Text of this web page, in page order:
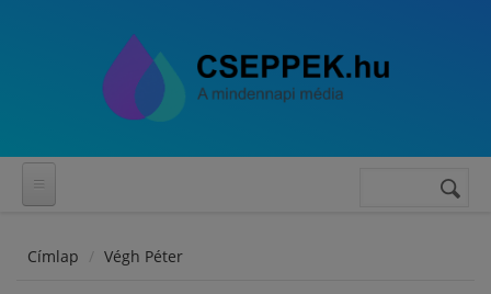
Keresés
Címlap Végh Péter